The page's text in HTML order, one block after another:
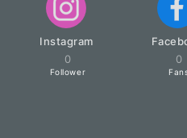
Instagram
0
Follower
0